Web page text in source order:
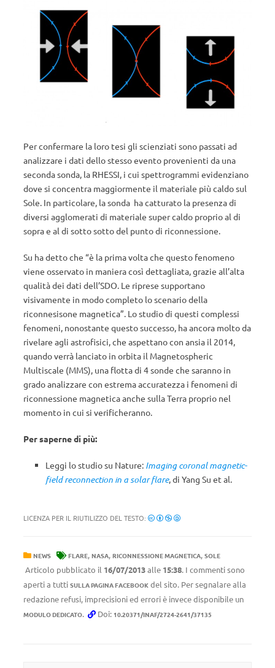
Per confermare la loro tesi gli scienziati sono passati ad
analizzare i dati dello stesso evento provenienti da una
seconda sonda, la RHESSI, i cui spettrogrammi evidenziano
dove si concentra maggiormente il materiale più caldo sul
Sole. In particolare, la sonda ha catturato la presenza di
diversi agglomerati di materiale super caldo proprio al di
sopra e al di sotto sotto del punto di riconnessione.
Su ha detto che “è la prima volta che questo fenomeno
viene osservato in maniera così dettagliata, grazie all’alta
qualità dei dati dell’SDO. Le riprese supportano
visivamente in modo completo lo scenario della
riconnesisone magnetica”. Lo studio di questi complessi
fenomeni, nonostante questo successo, ha ancora molto da
rivelare agli astrofisici, che aspettano con ansia il 2014,
quando verrà lanciato in orbita il Magnetospheric
Multiscale (MMS), una flotta di 4 sonde che saranno in
grado analizzare con estrema accuratezza i fenomeni di
riconnessione magnetica anche sulla Terra proprio nel
momento in cui si verificheranno.
Per saperne di più:
Leggi lo studio su Nature: Imaging coronal magnetic-
field reconnection in a solar flare, di Yang Su et al.
LICENZA PER IL RIUTILIZZO DEL TESTO:
NEWS FLARE, NASA, RICONNESSIONE MAGNETICA, SOLE
Articolo pubblicato il 16/07/2013alle 15:38. I commenti sono
aperti a tutti SULLA PAGINA FACEBOOK del sito. Per segnalare alla
redazione refusi, imprecisioni ed errori è invece disponibile un
MODULO DEDICATO. Doi: 10.20371/INAF/2724-2641/37135